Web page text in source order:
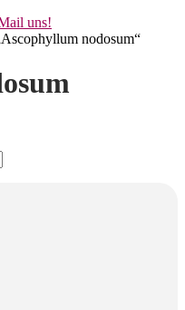
uns!
nodosum“